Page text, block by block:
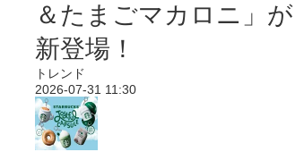
＆たまごマカロニ」が
新登場！
トレンド
2026-07-31 11:30